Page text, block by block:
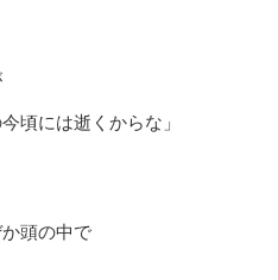
頃には逝くからな」
頭の中で